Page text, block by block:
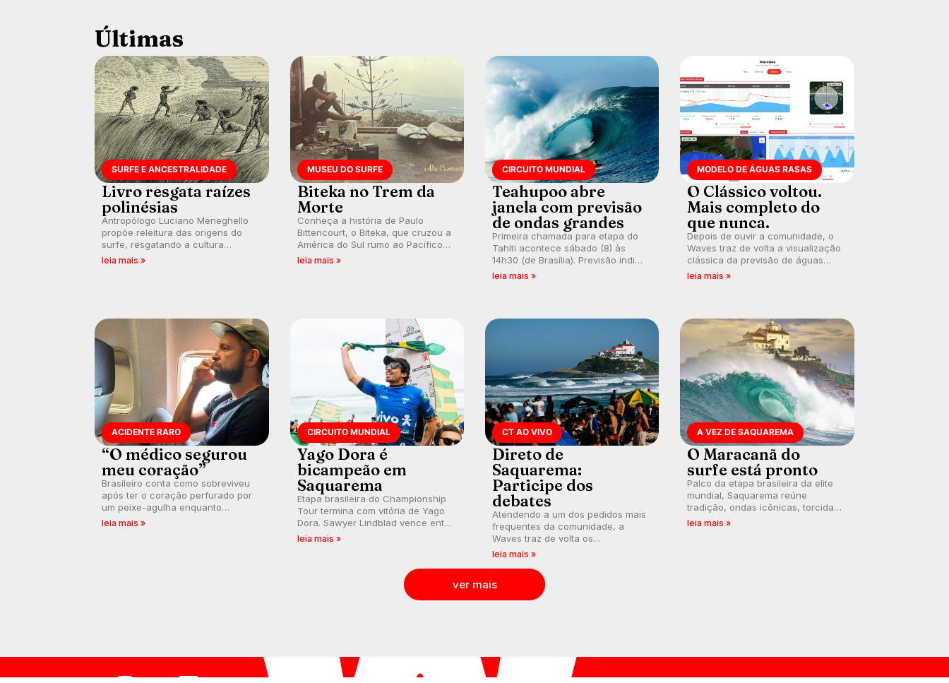
Últimas
SURFE E ANCESTRALIDADE
Livro resgata raízes
polinésias
Antropólogo Luciano Meneghello
propõe releitura das origens do
surfe, resgatando a cultura
polinésia e questionando a visão
leia mais »
MUSEU DO SURFE
Biteka no Trem da
Morte
Conheça a história de Paulo
Bittencourt, o Biteka, que cruzou a
América do Sul rumo ao Pacífico
em uma jornada que se tornou um
leia mais »
CIRCUITO MUNDIAL
Teahupoo abre
janela com previsão
de ondas grandes
Primeira chamada para etapa do
Tahiti acontece sábado (8) às
14h30 (de Brasília). Previsão indica
swell consistente. Medina
leia mais »
MODELO DE ÁGUAS RASAS
O Clássico voltou.
Mais completo do
que nunca.
Depois de ouvir a comunidade, o
Waves traz de volta a visualização
clássica da previsão de águas
rasas, agora integrada à nova
leia mais »
ACIDENTE RARO
“O médico segurou
meu coração”
Brasileiro conta como sobreviveu
após ter o coração perfurado por
um peixe-agulha enquanto
surfava na Costa Rica.
leia mais »
CIRCUITO MUNDIAL
Yago Dora é
bicampeão em
Saquarema
Etapa brasileira do Championship
Tour termina com vitória de Yago
Dora. Sawyer Lindblad vence entre
as mulheres e Leonardo Fioravanti
leia mais »
CT AO VIVO
Direto de
Saquarema:
Participe dos
debates
Atendendo a um dos pedidos mais
frequentes da comunidade, a
Waves traz de volta os
comentários e debates em tempo
leia mais »
A VEZ DE SAQUAREMA
O Maracanã do
surfe está pronto
Palco da etapa brasileira da elite
mundial, Saquarema reúne
tradição, ondas icônicas, torcida
única e uma premiação inédita,
leia mais »
ver mais